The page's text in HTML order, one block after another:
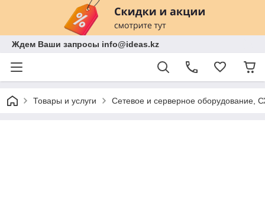
Ждем Ваши запросы info@ideas.kz
Товары и услуги Сетевое и серверное оборудование,